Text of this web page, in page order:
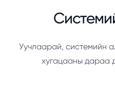
Уучлаарай, системийн
хугацааны дараа